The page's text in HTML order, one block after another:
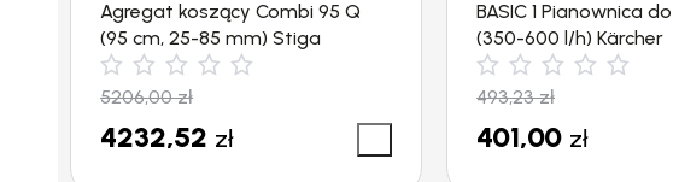
Agregat koszący Combi 95 Q
(95 cm, 25-85 mm) Stiga
5206,00zł
4232,52 zł
BASIC 1 Pianownica
(350-600 l/h) Kärcher
493,23zł
401,00 zł